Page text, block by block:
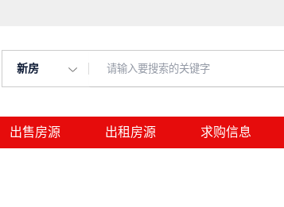
新房
出售房源 出租房源 求购信息